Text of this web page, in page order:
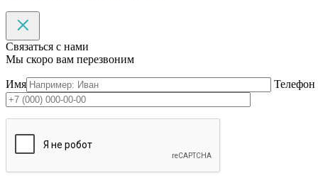
Связаться с нами
Мы скоро вам перезвоним
Имя Телефон